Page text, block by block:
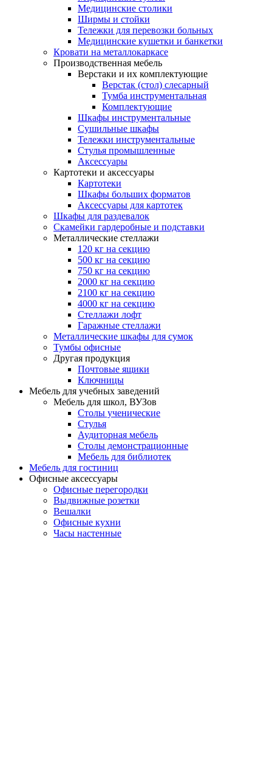
Медицинские столики
Ширмы и стойки
Тележки для перевозки больных
Медицинские кушетки и банкетки
Кровати на металлокаркасе
Производственная мебель
Верстаки и их комплектующие
Верстак (стол) слесарный
Тумба инструментальная
Комплектующие
Шкафы инструментальные
Сушильные шкафы
Тележки инструментальные
Стулья промышленные
Аксессуары
Картотеки и аксессуары
Картотеки
Шкафы больших форматов
Аксессуары для картотек
Шкафы для раздевалок
Скамейки гардеробные и подставки
Металлические стеллажи
120 кг на секцию
500 кг на секцию
750 кг на секцию
2000 кг на секцию
2100 кг на секцию
4000 кг на секцию
Стеллажи лофт
Гаражные стеллажи
Металлические шкафы для сумок
Тумбы офисные
Другая продукция
Почтовые ящики
Ключницы
Мебель для учебных заведений
Мебель для школ, ВУЗов
Столы ученические
Стулья
Аудиторная мебель
Столы демонстрационные
Мебель для библиотек
Мебель для гостиниц
Офисные аксессуары
Офисные перегородки
Выдвижные розетки
Вешалки
Офисные кухни
Часы настенные